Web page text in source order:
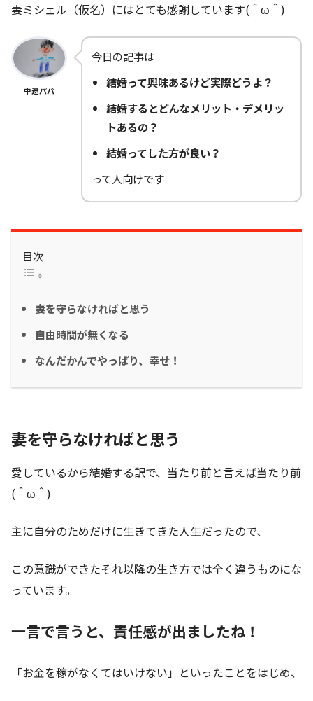
妻ミシェル（仮名）にはとても感謝しています(＾ω＾)
中途パパ
今日の記事は
結婚って興味あるけど実際どうよ？
結婚するとどんなメリット・デメリッ
トあるの？
結婚ってした方が良い？
って人向けです
目次
妻を守らなければと思う
自由時間が無くなる
なんだかんでやっぱり、幸せ！
妻を守らなければと思う
愛しているから結婚する訳で、当たり前と言えば当たり前
(＾ω＾)
主に自分のためだけに生きてきた人生だったので、
この意識ができたそれ以降の生き方では全く違うものにな
っています。
一言で言うと、責任感が出ましたね！
「お金を稼がなくてはいけない」といったことをはじめ、